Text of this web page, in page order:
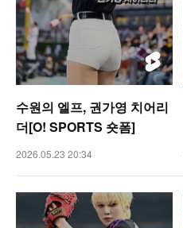
수원의 엘프, 권가영 치어리
더[O! SPORTS 숏폼]
2026.05.23 20:34